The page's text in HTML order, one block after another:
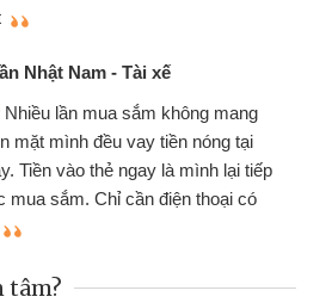
nhiều lúc cần
đến website qua
đã giải quyết
tâm?